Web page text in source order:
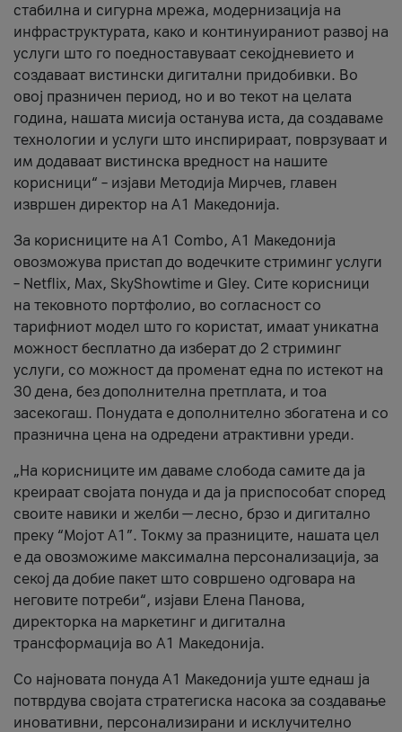
стабилна и сигурна мрежа, модернизација на
инфраструктурата, како и континуираниот развој на
услуги што го поедноставуваат секојдневието и
создаваат вистински дигитални придобивки. Во
овој празничен период, но и во текот на целата
година, нашата мисија останува иста, да создаваме
технологии и услуги што инспирираат, поврзуваат и
им додаваат вистинска вредност на нашите
корисници“ – изјави Методија Мирчев, главен
извршен директор на А1 Македонија.
За корисниците на A1 Combo, А1 Македонија
овозможува пристап до водечките стриминг услуги
– Netflix, Max, SkyShowtime и Gley. Сите корисници
на тековното портфолио, во согласност со
тарифниот модел што го користат, имаат уникатна
можност бесплатно да изберат до 2 стриминг
услуги, со можност да променат една по истекот на
30 дена, без дополнителна претплата, и тоа
засекогаш. Понудата е дополнително збогатена и со
празнична цена на одредени атрактивни уреди.
„На корисниците им даваме слобода самите да ја
креираат својата понуда и да ја приспособат според
своите навики и желби — лесно, брзо и дигитално
преку “Мојот А1”. Токму за празниците, нашата цел
е да овозможиме максимална персонализација, за
секој да добие пакет што совршено одговара на
неговите потреби“, изјави Елена Панова,
директорка на маркетинг и дигитална
трансформација во А1 Македонија.
Со најновата понуда А1 Македонија уште еднаш ја
потврдува својата стратегиска насока за создавање
иновативни, персонализирани и исклучително